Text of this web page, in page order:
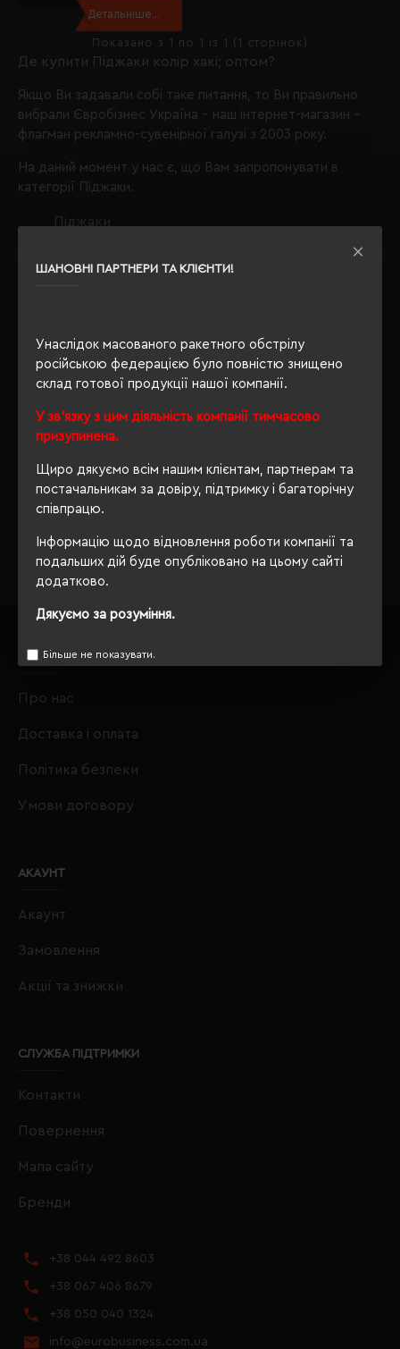
ШАНОВНІ ПАРТНЕРИ ТА КЛІЄНТИ!
Унаслідок масованого ракетного обстрілу
російською федерацією було повністю знищено
склад готової продукції нашої компанії.
У зв'язку з цим діяльність компанії тимчасово
призупинена.
Щиро дякуємо всім нашим клієнтам, партнерам та
постачальникам за довіру, підтримку і багаторічну
співпрацю.
Інформацію щодо відновлення роботи компанії та
подальших дій буде опубліковано на цьому сайті
додатково.
Дякуємо за розуміння.
Більше не показувати.
Де купити Піджаки колір хакі; оптом?
Якщо Ви задавали собі таке питання, то Ви правильно
вибрали Євробізнес Україна - наш інтернет-магазин -
флагман рекламно-сувенірної галузі з 2003 року.
На даний момент у нас є, що Вам запропонувати в
категорії Піджаки.
Піджаки
Звертаємо Вашу увагу, що з таким набором параметрів,
+380444928603, і наші менеджери із задоволенням
проконсультують і підберуть для Вас оптимальний
варіант.
Обираючи продукцію в нашому інтернет-магазині, Ви
завжди будете впевнені в якості придбаного товару, а
Завжди Ваш"Євробізнес Україна", вулиця Київська, 97,
Софіївська Борщагівка, Київська обл., 08131,
Детальніше...
Показано з 1 по 1 із 1 (1 сторінок)
ІНФОРМАЦІЯ
Про нас
Доставка і оплата
Політика безпеки
Умови договору
АКАУНТ
Акаунт
Замовлення
Акції та знижки
СЛУЖБА ПІДТРИМКИ
Контакти
Повернення
Мапа сайту
Бренди
+38 044 492 8603
+38 067 406 8679
+38 050 040 1324
info@eurobusiness.com.ua